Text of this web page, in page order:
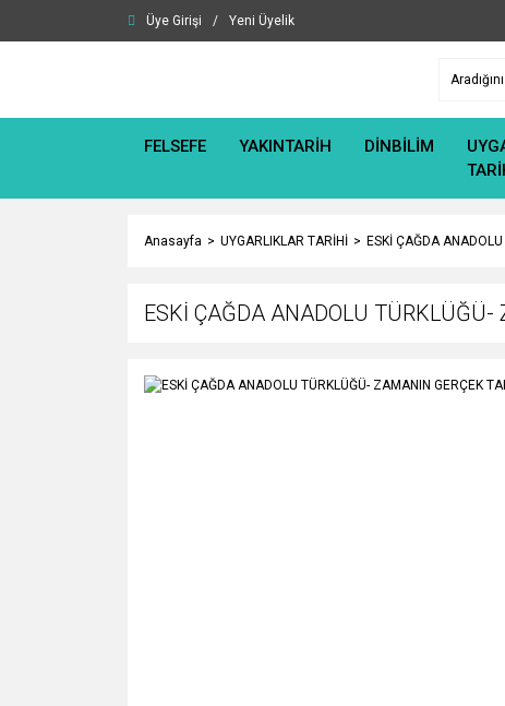
Üye Girişi / Yeni Üyelik
FELSEFE YAKINTARİH DİNBİLİM
Anasayfa UYGARLIKLAR TARİHİ ESKİ ÇAĞDA
ESKİ ÇAĞDA ANADOLU